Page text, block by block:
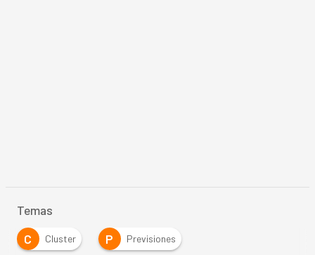
Temas
C
Cluster P Previsiones